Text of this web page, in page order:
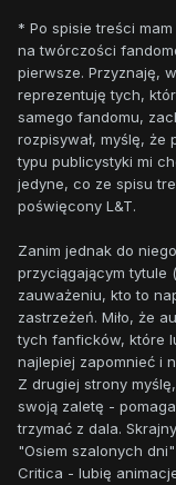
* Po spisie treści
na twórczości
pierwsze. Przyznaję,
reprezentuję tych,
samego fandomu,
rozpisywał, myślę, że
typu publicystyki mi
jedyne, co ze spisu
poświęcony L&T.
Zanim jednak do niego
przyciągającym tytule
zauważeniu, kto to
zastrzeżeń. Miło, że
tych fanficków, które
najlepiej zapomnieć i
Z drugiej strony
swoją zaletę -
trzymać z dala.
"Osiem szalonych
Critica - lubię